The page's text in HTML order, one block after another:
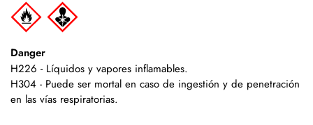
Danger
H226 - Líquidos y vapores inflamables.
H304 - Puede ser mortal en caso de ingestión y de penetración
en las vías respiratorias.